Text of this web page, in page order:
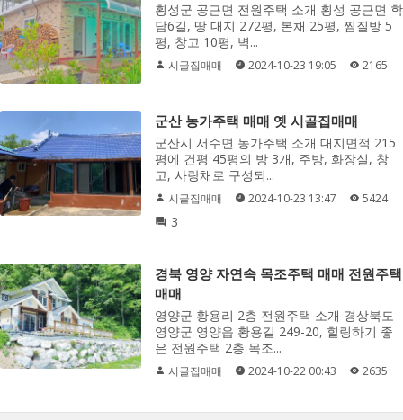
횡성군 공근면 전원주택 소개 횡성 공근면 학
담6길, 땅 대지 272평, 본채 25평, 찜질방 5
평, 창고 10평, 벽...
시골집매매 2024-10-23 19:05 2165
군산 농가주택 매매 옛 시골집매매
군산시 서수면 농가주택 소개 대지면적 215
평에 건평 45평의 방 3개, 주방, 화장실, 창
고, 사랑채로 구성되...
시골집매매 2024-10-23 13:47 5424
3
경북 영양 자연속 목조주택 매매 전원주택
매매
영양군 황용리 2층 전원주택 소개 경상북도
영양군 영양읍 황용길 249-20, 힐링하기 좋
은 전원주택 2층 목조...
시골집매매 2024-10-22 00:43 2635